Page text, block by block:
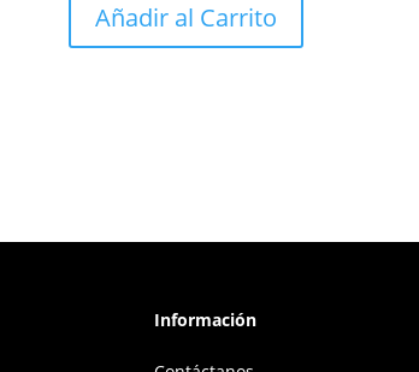
Añadir al Carrito
Información